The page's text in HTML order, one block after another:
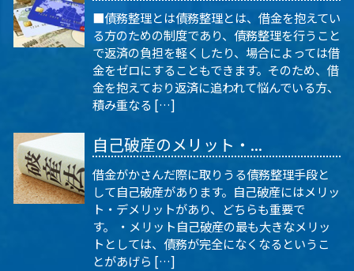
■債務整理とは債務整理とは、借金を抱えてい
る方のための制度であり、債務整理を行うこと
で返済の負担を軽くしたり、場合によっては借
金をゼロにすることもできます。そのため、借
金を抱えており返済に追われて悩んでいる方、
積み重なる […]
自己破産のメリット・...
借金がかさんだ際に取りうる債務整理手段と
して自己破産があります。自己破産にはメリッ
ト・デメリットがあり、どちらも重要で
す。 ・メリット自己破産の最も大きなメリッ
トとしては、債務が完全になくなるというこ
とがあげら […]